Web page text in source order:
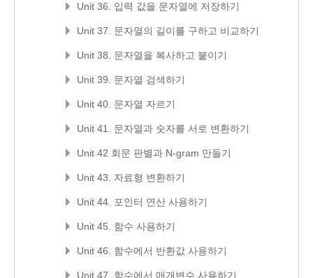
Unit 36. 입력 값을 문자열에 저장하기
Unit 37. 문자열의 길이를 구하고 비교하기
Unit 38. 문자열을 복사하고 붙이기
Unit 39. 문자열 검색하기
Unit 40. 문자열 자르기
Unit 41. 문자열과 숫자를 서로 변환하기
Unit 42 회문 판별과 N-gram 만들기
Unit 43. 자료형 변환하기
Unit 44. 포인터 연산 사용하기
Unit 45. 함수 사용하기
Unit 46. 함수에서 반환값 사용하기
Unit 47. 함수에서 매개변수 사용하기